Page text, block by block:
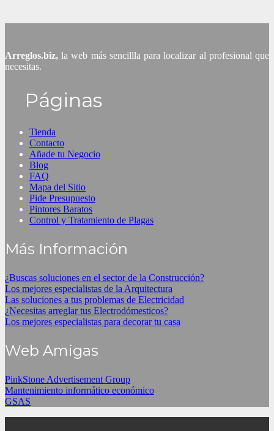
Arreglos.biz,la web más sencillla para localizar al profesional que
necesitas.
Páginas
Tienda
Contacto
Añade tu Negocio
Blog
FAQ
Mapa del Sitio
Pide Presupuesto
Pintores Baratos
Control y Tratamiento de Plagas
Más Información
¿Buscas soluciones en el sector de la Construcción?
Los mejores especialistas de la Arquitectura
Las soluciones a tus problemas de Electricidad
¿Necesitas arreglar tus Electrodómesticos?
Los mejores especialistas para decorar tu casa
Web Amigas
PinkStone Advertisement Group
Mantenimiento informático económico
GSAS